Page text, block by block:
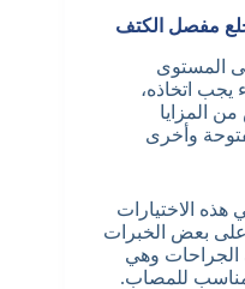
خلع مفصل الكتف
المستوى
يجب اتخاذه،
المزايا
وأخرى
هذه الاختيارات
بعض الخبرات
الجراحات وهي
للمصاب.